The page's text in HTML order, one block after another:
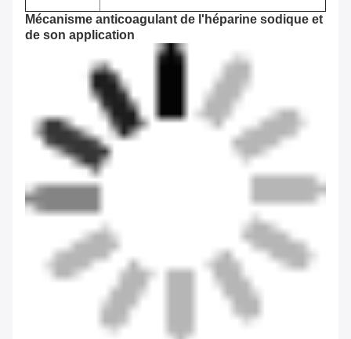
Mécanisme anticoagulant de l'héparine sodique et
de son application